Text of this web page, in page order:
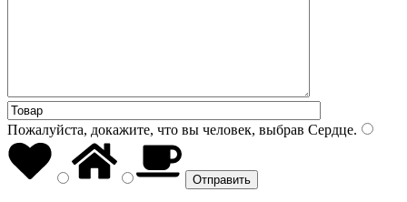
Пожалуйста, докажите, что вы человек, выбрав Сердце.